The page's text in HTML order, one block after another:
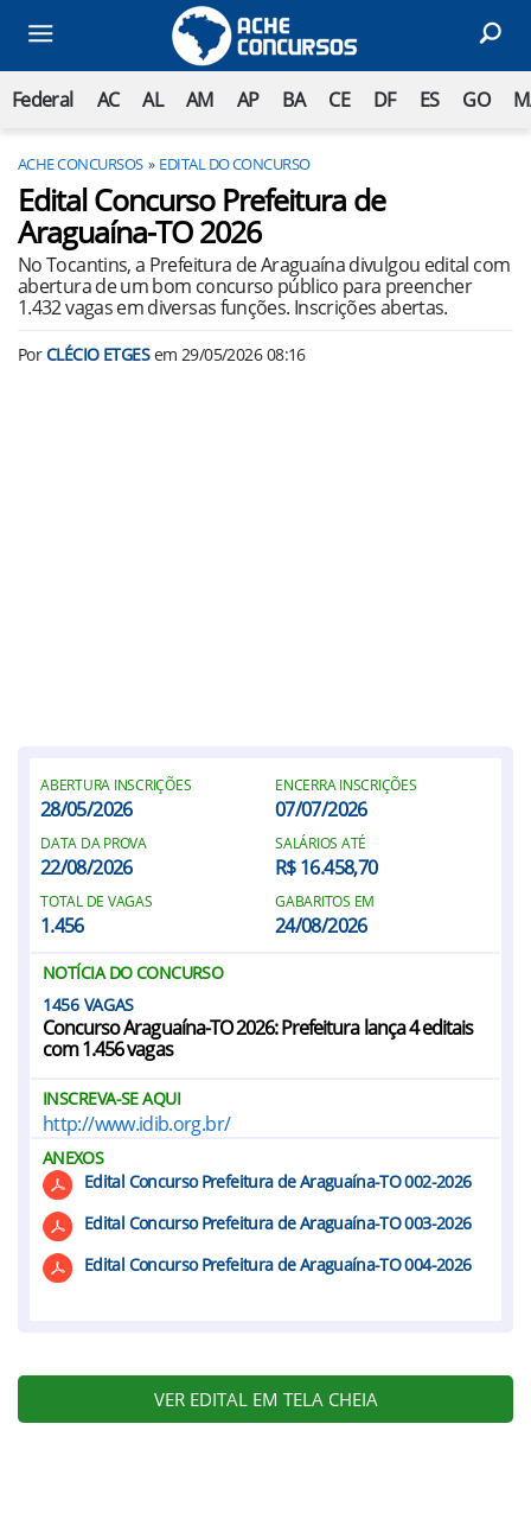
Federal AC AL AM AP BA CE DF ES GO
ACHE CONCURSOS EDITAL DO CONCURSO
Edital Concurso Prefeitura de
Araguaína-TO 2026
No Tocantins, a Prefeitura de Araguaína divulgou edital com
abertura de um bom concurso público para preencher
1.432 vagas em diversas funções. Inscrições abertas.
PorCLÉCIO ETGESem 29/05/2026 08:16
ABERTURA INSCRIÇÕES
28/05/2026
ENCERRA INSCRIÇÕES
07/07/2026
DATA DA PROVA
22/08/2026
SALÁRIOS ATÉ
R$ 16.458,70
TOTAL DE VAGAS
1.456
GABARITOS EM
24/08/2026
NOTÍCIA DO CONCURSO
1456
Concurso Araguaína-TO 2026: Prefeitura lança 4 editais
com 1.456 vagas
INSCREVA-SE AQUI
http://www.idib.org.br/
ANEXOS
Edital Concurso Prefeitura de Araguaína-TO 002-2026
Edital Concurso Prefeitura de Araguaína-TO 003-2026
Edital Concurso Prefeitura de Araguaína-TO 004-2026
VER EDITAL EM TELA CHEIA